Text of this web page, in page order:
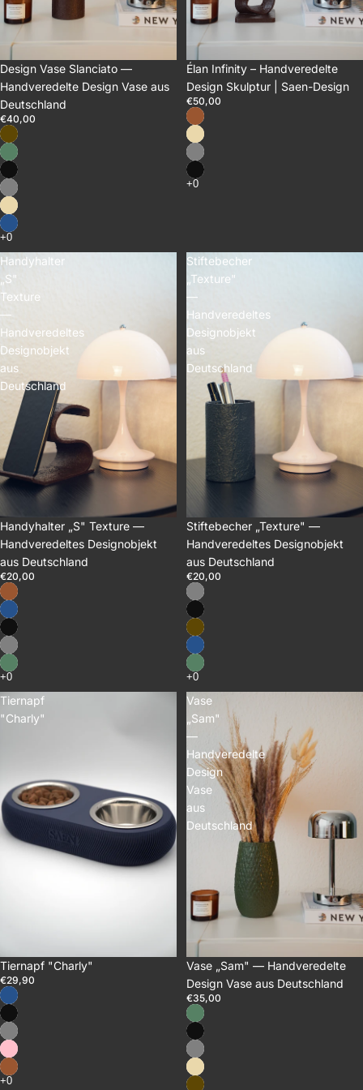
Design Vase Slanciato —
Handveredelte Design Vase aus
Deutschland
€40,00
Élan Infinity – Handveredelte
Design Skulptur | Saen-Design
€50,00
Handyhalter
„S"
Texture
—
Handveredeltes
Designobjekt
aus
Deutschland
Handyhalter „S" Texture —
Handveredeltes Designobjekt
aus Deutschland
€20,00
Stiftebecher
„Texture"
—
Handveredeltes
Designobjekt
aus
Deutschland
Stiftebecher „Texture" —
Handveredeltes Designobjekt
aus Deutschland
€20,00
Tiernapf
"Charly"
Tiernapf "Charly"
€29,90
Vase
„Sam"
—
Handveredelte
Design
Vase
aus
Deutschland
Vase „Sam" — Handveredelte
Design Vase aus Deutschland
€35,00